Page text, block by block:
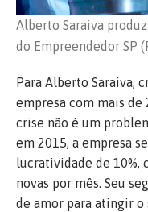
Alberto Saraiva
do Empreendedor SP
Para Alberto Saraiva,
empresa com mais de
crise não é um
em 2015, a empresa
lucratividade de 10%,
novas por mês. Seu
de amor para atingir o